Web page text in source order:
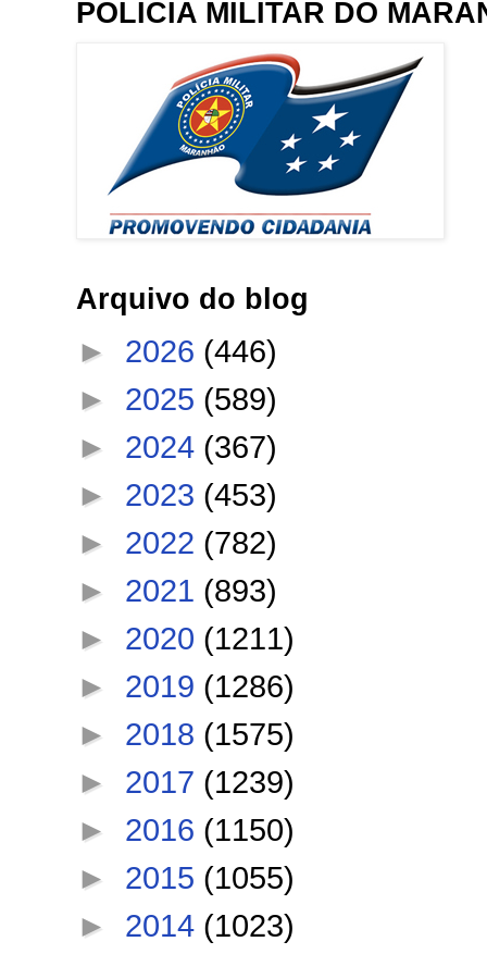
POLÍCIA MILITAR DO
Arquivo do blog
► 2026 (446)
► 2025 (589)
► 2024 (367)
► 2023 (453)
► 2022 (782)
► 2021 (893)
► 2020 (1211)
► 2019 (1286)
► 2018 (1575)
► 2017 (1239)
► 2016 (1150)
► 2015 (1055)
► 2014 (1023)